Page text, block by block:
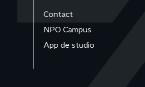
Contact
NPO Campus
App de studio